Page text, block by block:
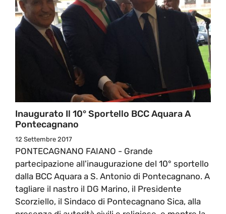
Inaugurato Il 10° Sportello BCC Aquara A
Pontecagnano
12 Settembre 2017
PONTECAGNANO FAIANO - Grande
partecipazione all'inaugurazione del 10° sportello
dalla BCC Aquara a S. Antonio di Pontecagnano. A
tagliare il nastro il DG Marino, il Presidente
Scorziello, il Sindaco di Pontecagnano Sica, alla